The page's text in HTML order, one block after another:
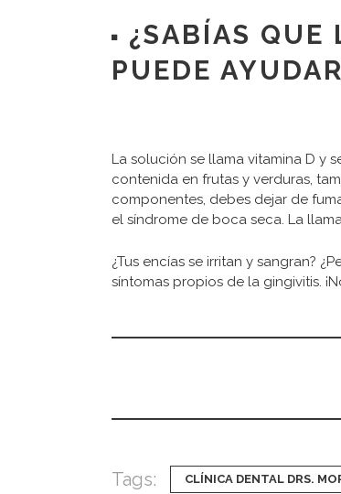
¿SABÍAS QUE
PUEDE
La solución se llama vitamina D y
contenida en frutas y verduras,
componentes, debes dejar de
el síndrome de boca seca. La
¿Tus encías se irritan y sangran?
síntomas propios de la gingivitis. ¡
Tags: CLÍNICA DENTAL DRS.